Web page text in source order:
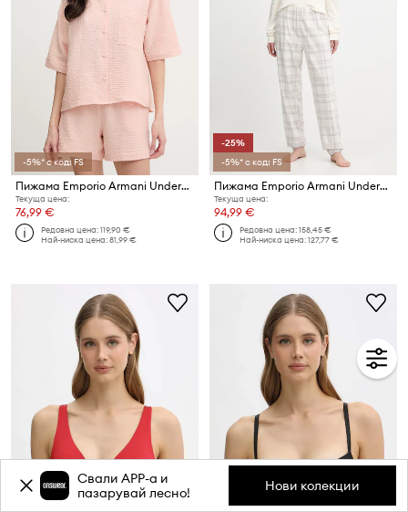
-5%* с код: FS
Пижама Emporio Armani Underwear
Текуща цена:
76,99 €
Редовна цена:119,90 €
Най-ниска цена:81,99 €
-25%
-5%* с код: FS
Пижама Emporio Armani Underwear
Текуща цена:
94,99 €
Редовна цена:158,45 €
Най-ниска цена:127,77 €
Свали APP-a и
пазарувай лесно!
Нови колекции